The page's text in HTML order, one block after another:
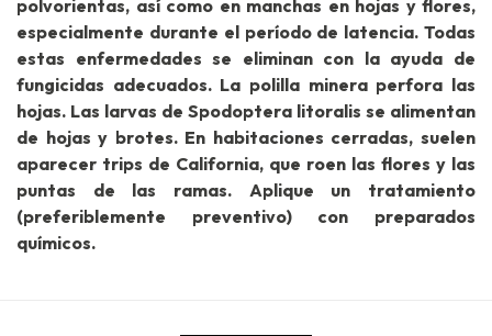
polvorientas, así como en manchas en hojas y flores,
especialmente durante el período de latencia. Todas
estas enfermedades se eliminan con la ayuda de
fungicidas adecuados. La polilla minera perfora las
hojas. Las larvas de Spodoptera litoralis se alimentan
de hojas y brotes. En habitaciones cerradas, suelen
aparecer trips de California, que roen las flores y las
puntas de las ramas. Aplique un tratamiento
(preferiblemente preventivo) con preparados
químicos.